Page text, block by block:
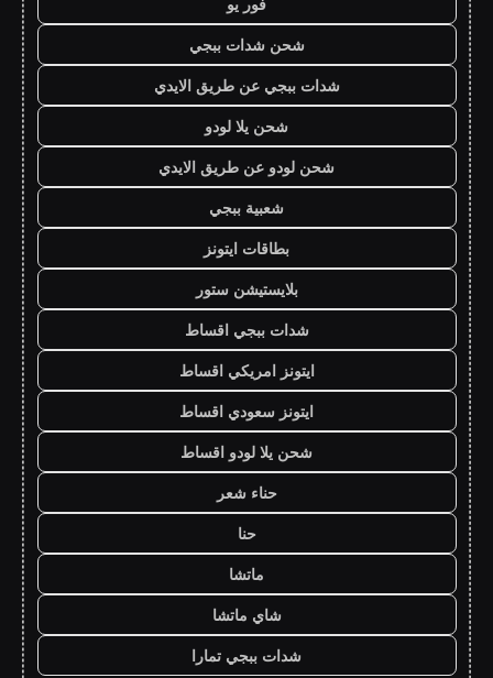
شحن شدات ببجي
شدات ببجي عن طريق الايدي
شحن يلا لودو
شحن لودو عن طريق الايدي
شعبية ببجي
بطاقات ايتونز
بلايستيشن ستور
شدات ببجي اقساط
ايتونز امريكي اقساط
ايتونز سعودي اقساط
شحن يلا لودو اقساط
حناء شعر
حنا
ماتشا
شاي ماتشا
شدات ببجي تمارا